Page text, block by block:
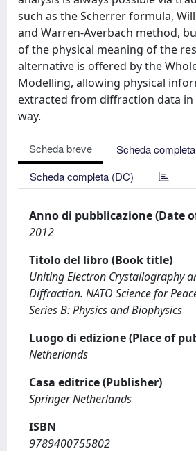
such as the Scherrer formula,
and Warren-Averbach method,
of the physical meaning of the
alternative is offered by the
Modelling, allowing physical
extracted from diffraction data in
way.
Scheda breve
Scheda completa
Scheda completa (DC)
Anno di pubblicazione (Date
2012
Titolo del libro (Book title)
Uniting Electron Crystallography
Diffraction. NATO Science for
Series B: Physics and Biophysics
Luogo di edizione (Place of
Netherlands
Casa editrice (Publisher)
Springer Netherlands
ISBN
9789400755802